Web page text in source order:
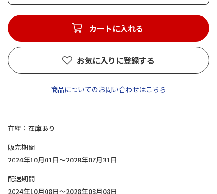
カートに入れる
お気に入りに登録する
商品についてのお問い合わせはこちら
在庫
在庫あり
販売期間
2024年10月01日～2028年07月31日
配送期間
2024年10月08日～2028年08月08日